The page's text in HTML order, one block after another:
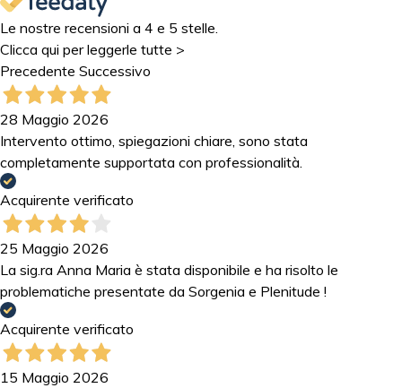
Le nostre recensioni a 4 e 5 stelle.
Clicca qui per leggerle tutte >
Precedente Successivo
28 Maggio 2026
Intervento ottimo, spiegazioni chiare, sono stata
completamente supportata con professionalità.
Acquirente verificato
25 Maggio 2026
La sig.ra Anna Maria è stata disponibile e ha risolto le
problematiche presentate da Sorgenia e Plenitude !
Acquirente verificato
15 Maggio 2026